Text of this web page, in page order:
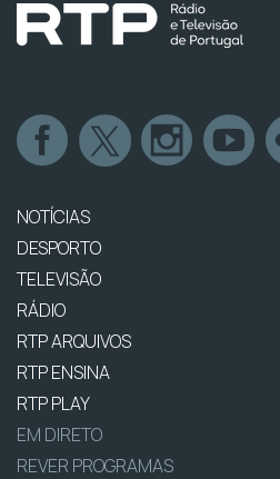
NOTÍCIAS
DESPORTO
TELEVISÃO
RÁDIO
RTP ARQUIVOS
RTP ENSINA
RTP PLAY
EM DIRETO
REVER PROGRAMAS